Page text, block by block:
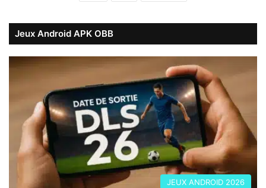
Jeux Android APK OBB
JEUX ANDROID 2026